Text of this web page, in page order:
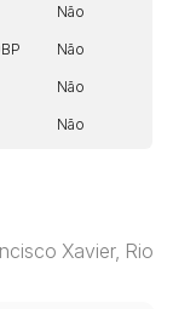
Não
Não
Não
Não
Xavier, Rio